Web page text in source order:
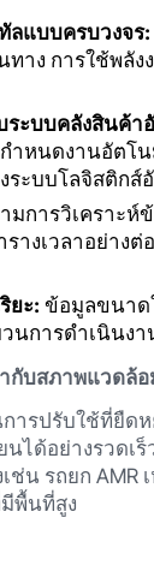
ลแบบครบวงจร:
ทาง การใช้พ
ะบบคลังสินค้า
กำหนดงานอัต
ระบบโลจิสติกส์
มการวิเคราะ
างเวลาอย่าง
ยะ: ข้อมูลขนาด
นการดำเนินง
กับสภาพแวดล้
ารปรับใช้ที่ยืด
ได้อย่างรวดเ
ช่น รถยก
พื้นที่สูง